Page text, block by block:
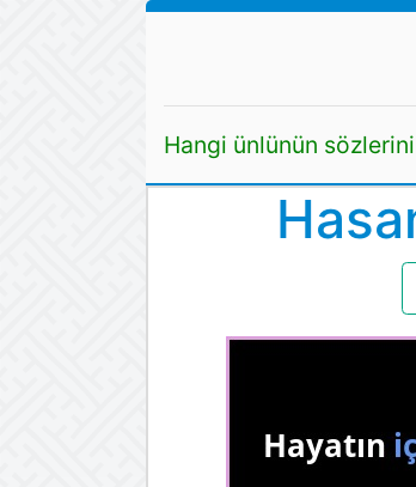
Hangi ünlünün